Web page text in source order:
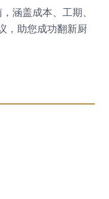
涵盖成本、工期、
，助您成功翻新厨